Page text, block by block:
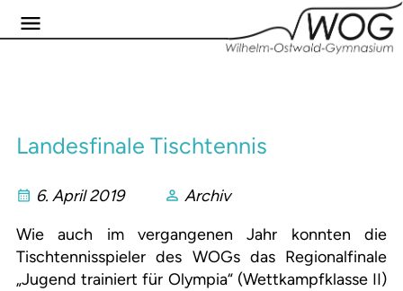
Landesfinale Tischtennis
6. April 2019
Archiv
Wie auch im vergangenen Jahr konnten die
Tischtennisspieler des WOGs das Regionalfinale
„Jugend trainiert für Olympia“ (Wettkampfklasse II)